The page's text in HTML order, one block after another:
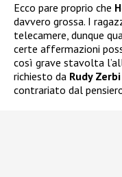
Ecco pare proprio che
davvero grossa. I
telecamere, dunque
certe affermazioni
così grave stavolta
richiesto da Rudy Zerbi
contrariato dal